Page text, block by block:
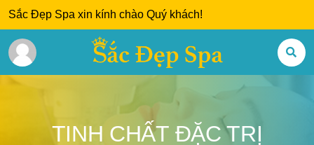
Sắc Đẹp Spa xin kính chào Quý khách!
TINH CHẤT ĐẶC TRỊ